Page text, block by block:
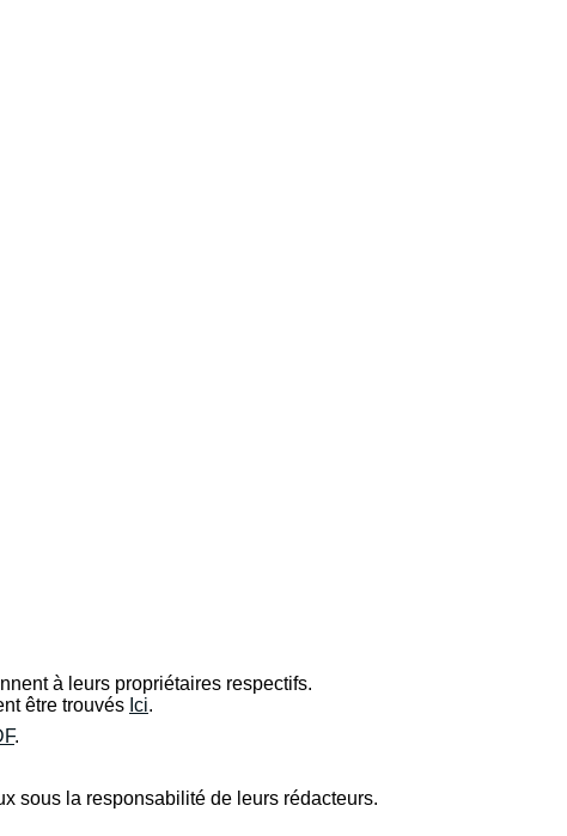
à leurs propriétaires respectifs.
être trouvés Ici.
.
sous la responsabilité de leurs rédacteurs.